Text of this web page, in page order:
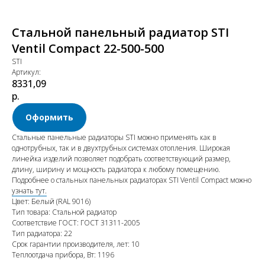
Стальной панельный радиатор STI
Ventil Compact 22-500-500
STI
Артикул:
8331,09
р.
Оформить
Стальные панельные радиаторы STI можно применять как в
однотрубных, так и в двухтрубных системах отопления. Широкая
линейка изделий позволяет подобрать соответствующий размер,
длину, ширину и мощность радиатора к любому помещению.
Подробнее о стальных панельных радиаторах STI Ventil Compact можно
узнать тут.
Цвет: Белый (RAL 9016)
Тип товара: Стальной радиатор
Соответствие ГОСТ: ГОСТ 31311-2005
Тип радиатора: 22
Срок гарантии производителя, лет: 10
Теплоотдача прибора, Вт: 1196